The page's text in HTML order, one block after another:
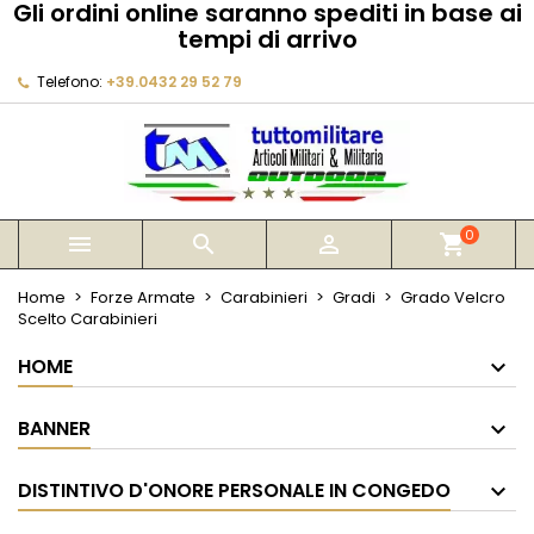
Gli ordini online saranno spediti in base ai
tempi di arrivo
Telefono: +39.0432 29 52 79
   shopping_cart0
Home Forze Armate Carabinieri Gradi
Grado Velcro
Scelto Carabinieri
HOME
BANNER
DISTINTIVO D'ONORE PERSONALE IN CONGEDO
My wishlists
add_circle_outline Create new list
Crea lista dei desideri
Annulla Crea lista dei desideri
Devi avere effettuato l'accesso per salvare dei
prodotti nella tua lista dei desideri.
Annulla